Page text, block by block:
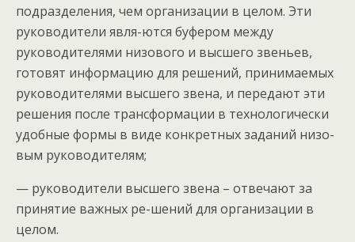
подразделения, чем организации в целом. Эти
руководители явля-ются буфером между
руководителями низового и высшего звеньев,
готовят информацию для решений, принимаемых
руководителями высшего звена, и передают эти
решения после трансформации в технологически
удобные формы в виде конкретных заданий низо-
вым руководителям;
— руководители высшего звена – отвечают за
принятие важных ре-шений для организации в
целом.